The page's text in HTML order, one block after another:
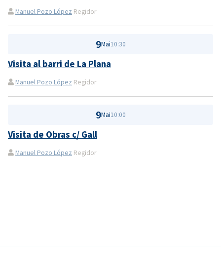
Manuel Pozo López Regidor
9Mai10:30
Visita al barri de La Plana
Manuel Pozo López Regidor
9Mai10:00
Visita de Obras c/ Gall
Manuel Pozo López Regidor